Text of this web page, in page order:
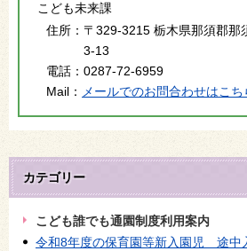
こども未来課
住所： 〒329-3215 栃木県那須郡那
3-13
電話： 0287-72-6959
Mail： メールでのお問合わせはこち
カテゴリー
こども誰でも通園制度利用案内
令和8年度の保育園等新入園児 途中